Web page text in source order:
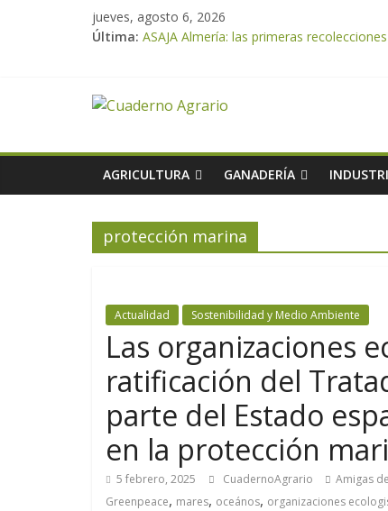
jueves, agosto 6, 2026
Última: ASAJA Almería: las primeras
Cooperativas Agro-alimentarias de
ASAJA Almería advierte de la doble
AGRICULTURA GANADERÍA
protección marina
Actualidad Sostenibilidad y Medio Ambiente
Las organizaciones
ratificación del
parte del Estado
en la protección
5 febrero, 2025 CuadernoAgrario Amigas
Greenpeace, mares, oceános, organizaciones